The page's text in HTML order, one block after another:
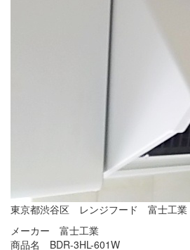
東京都渋谷区 レンジフード 富士工
メーカー 富士工業
商品名 BDR-3HL-601W